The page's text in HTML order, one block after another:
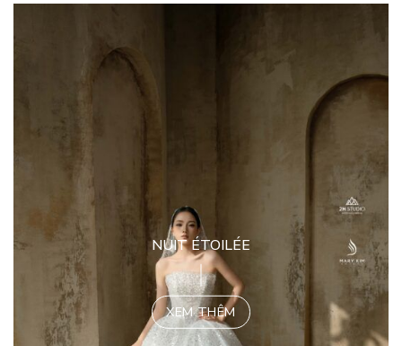
NUIT ÉTOILÉE
XEM THÊM